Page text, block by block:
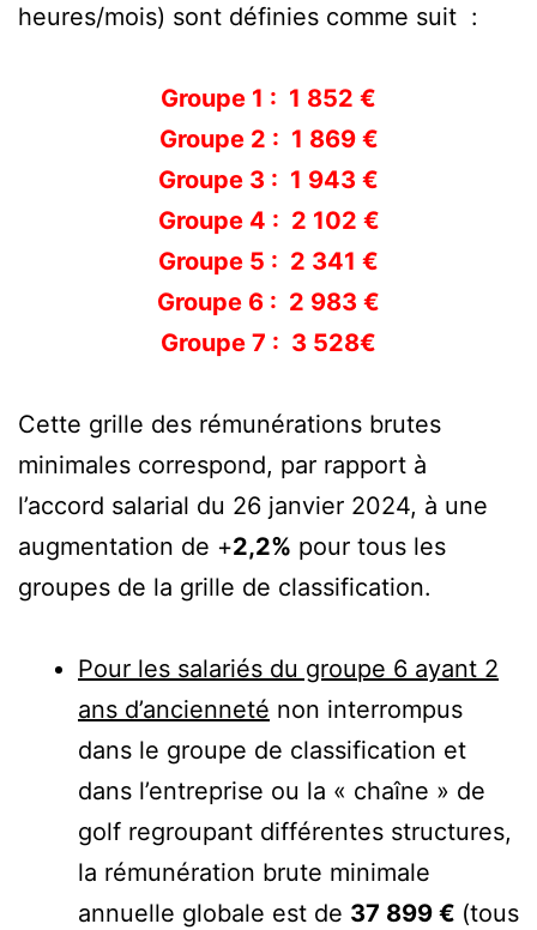
heures/mois) sont définies comme suit :
Groupe 1 : 1 852 €
Groupe 2 : 1 869 €
Groupe 3 : 1 943 €
Groupe 4 : 2 102 €
Groupe 5 : 2 341 €
Groupe 6 : 2 983 €
Groupe 7 : 3 528€
Cette grille des rémunérations brutes
minimales correspond, par rapport à
l’accord salarial du 26 janvier 2024, à une
augmentation de +2,2% pour tous les
groupes de la grille de classification.
Pour les salariés du groupe 6 ayant 2
ans d’ancienneté non interrompus
dans le groupe de classification et
dans l’entreprise ou la « chaîne » de
golf regroupant différentes structures,
la rémunération brute minimale
annuelle globale est de 37 899 € (tous